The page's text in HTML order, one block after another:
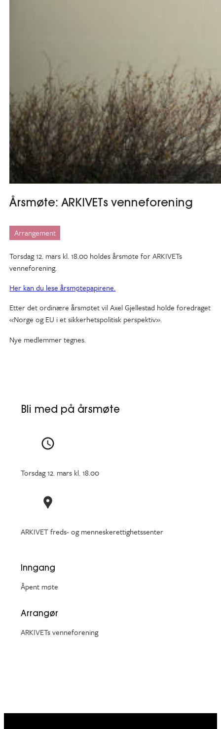
Årsmøte: ARKIVETs venneforening
Arrangement
Torsdag 12. mars kl. 18.00 holdes årsmøte for ARKIVETs
venneforening.
Her kan du lese årsmøtepapirene.
Etter det ordinære årsmøtet vil Axel Gjellestad holde foredraget
«Norge og EU i et sikkerhetspolitisk perspektiv».
Nye medlemmer tegnes.
Bli med på årsmøte
Torsdag 12. mars kl. 18.00
ARKIVET freds- og menneskerettighetssenter
Inngang
Åpent møte
Arrangør
ARKIVETs venneforening